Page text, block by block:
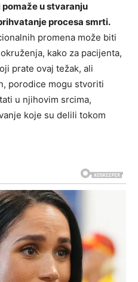
u stvaranju
procesa smrti.
promena može biti
kako za pacijenta,
prate ovaj težak, ali
porodice mogu stvoriti
u njihovim srcima,
koje su delili tokom